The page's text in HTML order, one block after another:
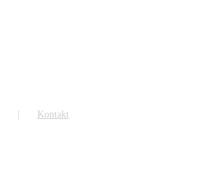
Kontakt